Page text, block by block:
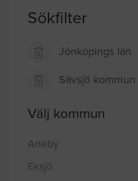
Sökfilter
Jönköpings län
Sävsjö kommun
Välj kommun
Aneby
Eksjö